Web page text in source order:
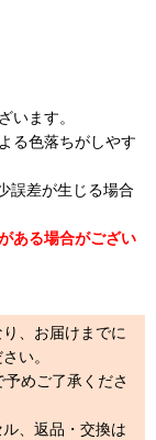
います。
る色落ちがしやす
誤差が生じる場合
ある場合がござい
、お届けまでに
い。
めご了承くださ
、返品・交換は